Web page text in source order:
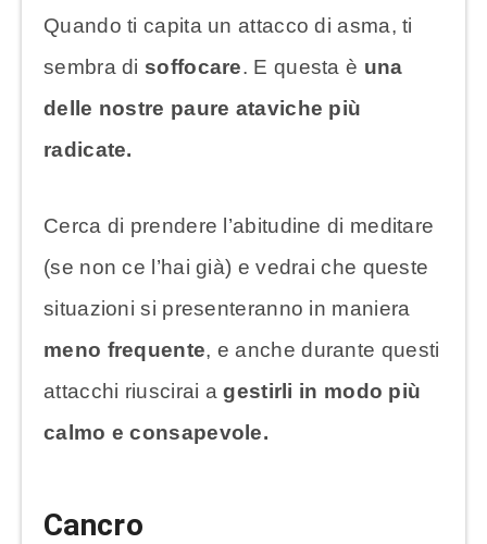
Quando ti capita un attacco di asma, ti
sembra di soffocare. E questa è una
delle nostre paure ataviche più
radicate.
Cerca di prendere l’abitudine di meditare
(se non ce l’hai già) e vedrai che queste
situazioni si presenteranno in maniera
meno frequente, e anche durante questi
attacchi riuscirai agestirli in modo più
calmo e consapevole.
Cancro